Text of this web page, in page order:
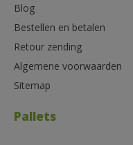
Blog
Bestellen en betalen
Retour zending
Algemene voorwaarden
Sitemap
Pallets